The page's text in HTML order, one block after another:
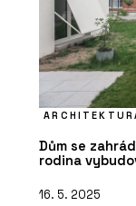
Dům se
rodina
16. 5. 2025